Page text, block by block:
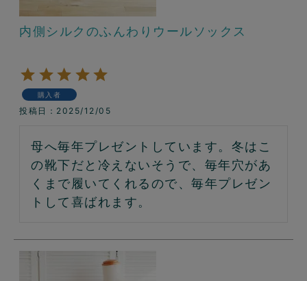
内側シルクのふんわりウールソックス
購入者
投稿日 2025/12/05
母へ毎年プレゼントしています。冬はこ
の靴下だと冷えないそうで、毎年穴があ
くまで履いてくれるので、毎年プレゼン
トして喜ばれます。